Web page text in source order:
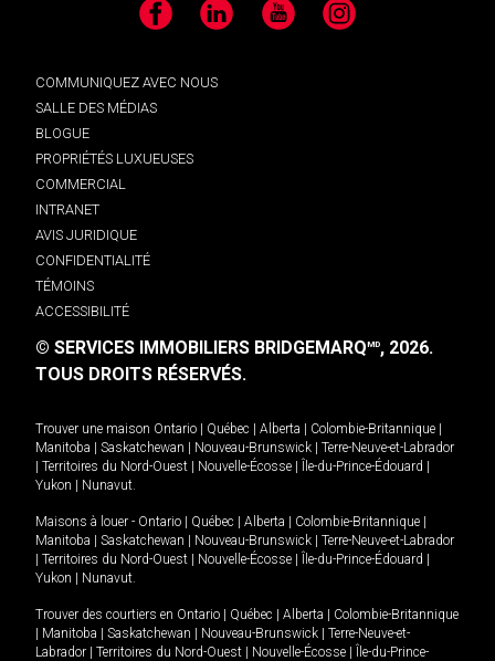
Facebook LinkedIn YouTube Instagram
COMMUNIQUEZ AVEC NOUS
SALLE DES MÉDIAS
BLOGUE
PROPRIÉTÉS LUXUEUSES
COMMERCIAL
INTRANET
AVIS JURIDIQUE
CONFIDENTIALITÉ
TÉMOINS
ACCESSIBILITÉ
© SERVICES IMMOBILIERS BRIDGEMARQMD, 2026.
TOUS DROITS RÉSERVÉS.
Trouver une maison Ontario | Québec | Alberta | Colombie-Britannique |
Manitoba | Saskatchewan | Nouveau-Brunswick | Terre-Neuve-et-Labrador
| Territoires du Nord-Ouest | Nouvelle-Écosse | Île-du-Prince-Édouard |
Yukon | Nunavut
Maisons à louer - Ontario | Québec | Alberta | Colombie-Britannique |
Manitoba | Saskatchewan | Nouveau-Brunswick | Terre-Neuve-et-Labrador
| Territoires du Nord-Ouest | Nouvelle-Écosse | Île-du-Prince-Édouard |
Yukon | Nunavut
Trouver des courtiers en Ontario | Québec | Alberta | Colombie-Britannique
| Manitoba | Saskatchewan | Nouveau-Brunswick | Terre-Neuve-et-
Labrador | Territoires du Nord-Ouest | Nouvelle-Écosse | Île-du-Prince-